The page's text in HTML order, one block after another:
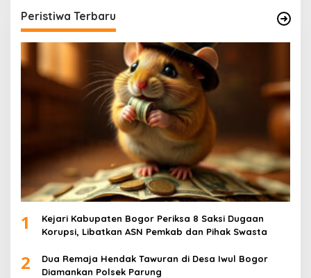
Peristiwa Terbaru
1
Kejari Kabupaten Bogor Periksa 8 Saksi Dugaan
Korupsi, Libatkan ASN Pemkab dan Pihak Swasta
2
Dua Remaja Hendak Tawuran di Desa Iwul Bogor
Diamankan Polsek Parung